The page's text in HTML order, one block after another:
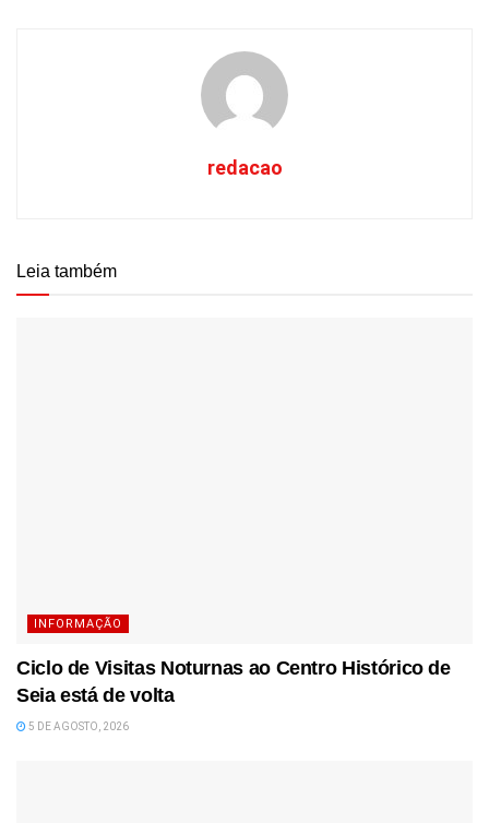
redacao
Leia também
INFORMAÇÃO
Ciclo de Visitas Noturnas ao Centro Histórico de
Seia está de volta
5 DE AGOSTO, 2026